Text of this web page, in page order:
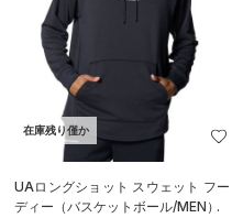
在庫残り僅か
UAロングショット スウェット フー
ディー（バスケットボール/MEN）